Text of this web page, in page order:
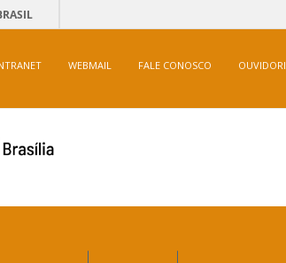
WEBMAIL FALE CONOSCO